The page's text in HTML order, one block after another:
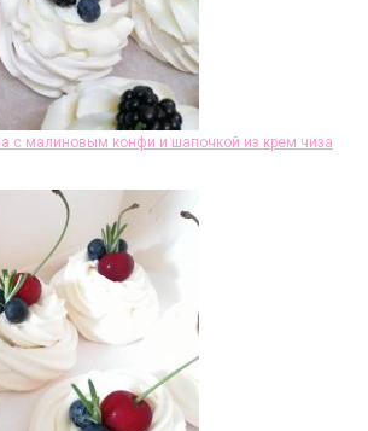
с малиновым конфи и шапочкой из крем чиза